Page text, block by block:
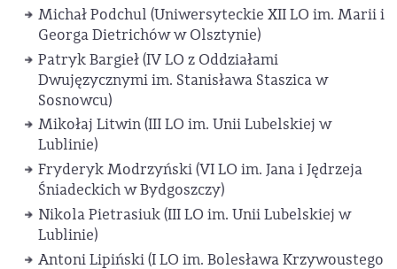
Michał Podchul (Uniwersyteckie XII LO im. Marii i
Georga Dietrichów w Olsztynie)
Patryk Bargieł (IV LO z Oddziałami
Dwujęzycznymi im. Stanisława Staszica w
Sosnowcu)
Mikołaj Litwin (III LO im. Unii Lubelskiej w
Lublinie)
Fryderyk Modrzyński (VI LO im. Jana i Jędrzeja
Śniadeckich w Bydgoszczy)
Nikola Pietrasiuk (III LO im. Unii Lubelskiej w
Lublinie)
Antoni Lipiński (I LO im. Bolesława Krzywoustego